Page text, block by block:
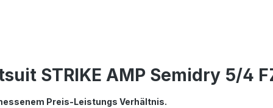
STRIKE AMP Semidry 5/4
Preis-Leistungs Verhältnis.